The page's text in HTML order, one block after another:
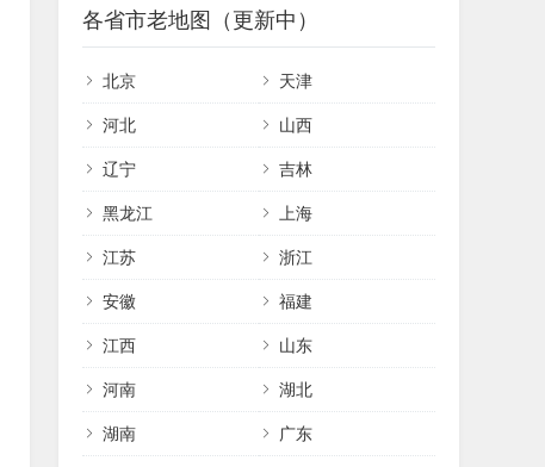
各省市老地图（更新中）
北京 天津
河北 山西
辽宁 吉林
黑龙江 上海
江苏 浙江
安徽 福建
江西 山东
河南 湖北
湖南 广东